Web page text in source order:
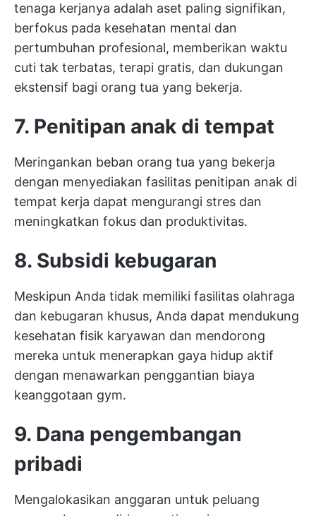
tenaga kerjanya adalah aset paling signifikan,
berfokus pada kesehatan mental dan
pertumbuhan profesional, memberikan waktu
cuti tak terbatas, terapi gratis, dan dukungan
ekstensif bagi orang tua yang bekerja.
7. Penitipan anak di tempat
Meringankan beban orang tua yang bekerja
dengan menyediakan fasilitas penitipan anak di
tempat kerja dapat mengurangi stres dan
meningkatkan fokus dan produktivitas.
8. Subsidi kebugaran
Meskipun Anda tidak memiliki fasilitas olahraga
dan kebugaran khusus, Anda dapat mendukung
kesehatan fisik karyawan dan mendorong
mereka untuk menerapkan gaya hidup aktif
dengan menawarkan penggantian biaya
keanggotaan gym.
9. Dana pengembangan
pribadi
Mengalokasikan anggaran untuk peluang